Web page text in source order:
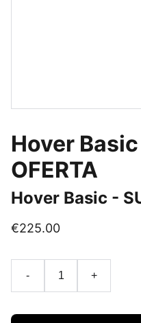
Hover Basic
OFERTA
Hover Basic -
€225.00
- +